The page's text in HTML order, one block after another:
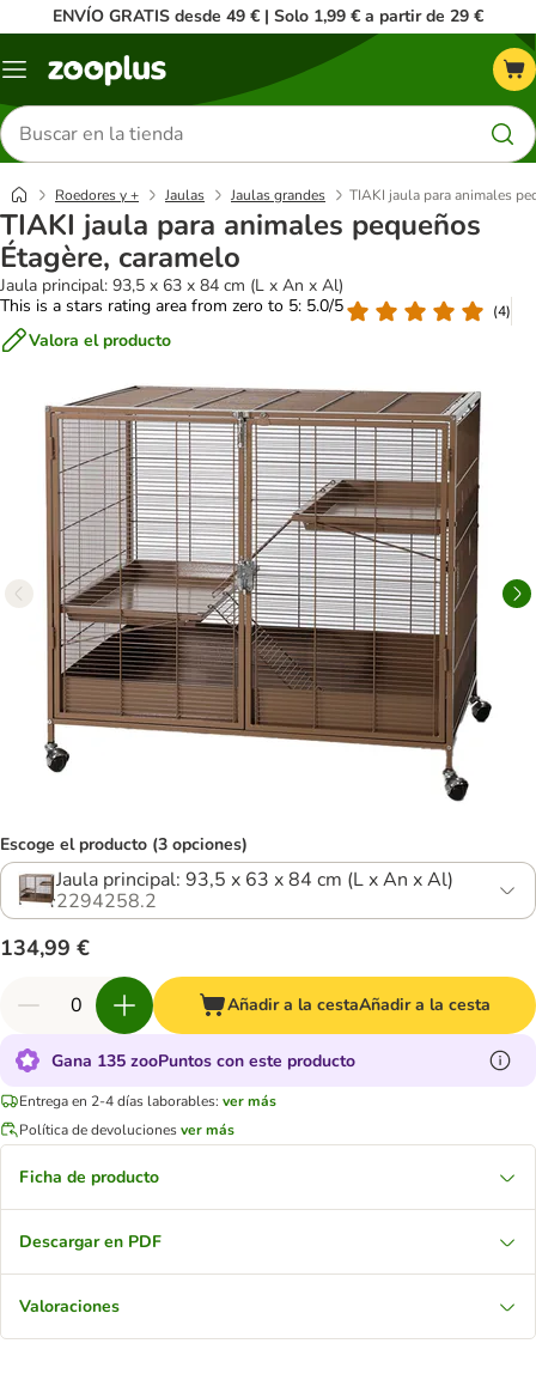
ENVÍO GRATIS desde 49 € | Solo 1,99 € a partir de 29 €
Menú
Buscar
productos
Roedores y + Jaulas Jaulas grandes TIAKI jaula para animales
TIAKI jaula para animales pequeños
Étagère, caramelo
Jaula principal: 93,5 x 63 x 84 cm (L x An x Al)
This is a stars rating area from zero to 5: 5.0/5
(4)
Valora el producto
Escoge el producto (3 opciones)
Jaula principal: 93,5 x 63 x 84 cm (L x An x Al)
2294258.2
134,99 €
Añadir a la cestaAñadir a la cesta
Gana 135 zooPuntos con este producto
Entrega en 2-4 días laborables: ver más
Política de devolucionesver más
Ficha de producto
Descargar en PDF
Valoraciones